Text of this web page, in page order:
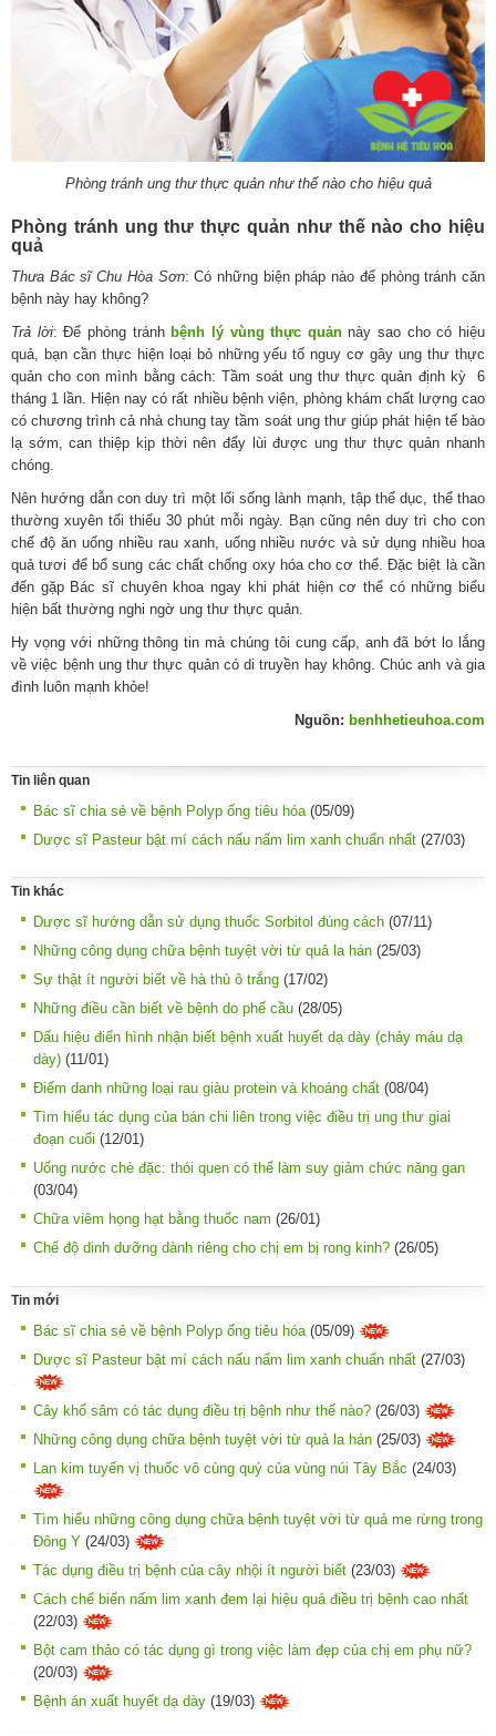
Phòng tránh ung thư thực quản như thế nào cho hiệu quả
Phòng tránh ung thư thực quản như thế nào cho hiệu
quả
Thưa Bác sĩ Chu Hòa Sơn: Có những biện pháp nào để phòng tránh căn
bệnh này hay không?
Trả lời: Để phòng tránh bệnh lý vùng thực quảnnày sao cho có hiệu
quả, bạn cần thực hiện loại bỏ những yếu tố nguy cơ gây ung thư thực
quản cho con mình bằng cách: Tầm soát ung thư thực quản định kỳ
6
tháng 1 lần. Hiện nay có rất nhiều bệnh viện, phòng khám chất lượng cao
có chương trình cả nhà chung tay tầm soát ung thư giúp phát hiện tế bào
lạ sớm, can thiệp kịp thời nên đẩy lùi được ung thư thực quản nhanh
chóng.
Nên hướng dẫn con duy trì một lối sống lành mạnh, tập thể dục, thể thao
thường xuyên tối thiểu 30 phút mỗi ngày. Bạn cũng nên duy trì cho con
chế độ ăn uống nhiều rau xanh, uống nhiều nước và sử dụng nhiều hoa
quả tươi để bổ sung các chất chống oxy hóa cho cơ thể. Đặc biệt là cần
đến gặp Bác sĩ chuyên khoa ngay khi phát hiện cơ thể có những biểu
hiện bất thường nghi ngờ ung thư thực quản.
Hy vọng với những thông tin mà chúng tôi cung cấp, anh đã bớt lo lắng
về việc bệnh ung thư thực quản có di truyền hay không. Chúc anh và gia
đình luôn mạnh khỏe!
Nguồn: benhhetieuhoa.com
Tin liên quan
Bác sĩ chia sẻ về bệnh Polyp ống tiêu hóa (05/09)
Dược sĩ Pasteur bật mí cách nấu nấm lim xanh chuẩn nhất (27/03)
Tin khác
Dược sĩ hướng dẫn sử dụng thuốc Sorbitol đúng cách (07/11)
Những công dụng chữa bệnh tuyệt vời từ quả la hán (25/03)
Sự thật ít người biết về hà thủ ô trắng (17/02)
Những điều cần biết về bệnh do phế cầu (28/05)
Dấu hiệu điển hình nhận biết bệnh xuất huyết dạ dày (chảy máu dạ
dày) (11/01)
Điểm danh những loại rau giàu protein và khoáng chất (08/04)
Tìm hiểu tác dụng của bán chi liên trong việc điều trị ung thư giai
đoạn cuối (12/01)
Uống nước chè đặc: thói quen có thể làm suy giảm chức năng gan
(03/04)
Chữa viêm họng hạt bằng thuốc nam (26/01)
Chế độ dinh dưỡng dành riêng cho chị em bị rong kinh? (26/05)
Tin mới
Bác sĩ chia sẻ về bệnh Polyp ống tiêu hóa (05/09)
Dược sĩ Pasteur bật mí cách nấu nấm lim xanh chuẩn nhất (27/03)
Cây khổ sâm có tác dụng điều trị bệnh như thế nào? (26/03)
Những công dụng chữa bệnh tuyệt vời từ quả la hán (25/03)
Lan kim tuyến vị thuốc vô cùng quý của vùng núi Tây Bắc (24/03)
Tìm hiểu những công dụng chữa bệnh tuyệt vời từ quả me rừng trong
Đông Y (24/03)
Tác dụng điều trị bệnh của cây nhội ít người biết (23/03)
Cách chế biến nấm lim xanh đem lại hiệu quả điều trị bệnh cao nhất
(22/03)
Bột cam thảo có tác dụng gì trong việc làm đẹp của chị em phụ nữ?
(20/03)
Bệnh án xuất huyết dạ dày (19/03)